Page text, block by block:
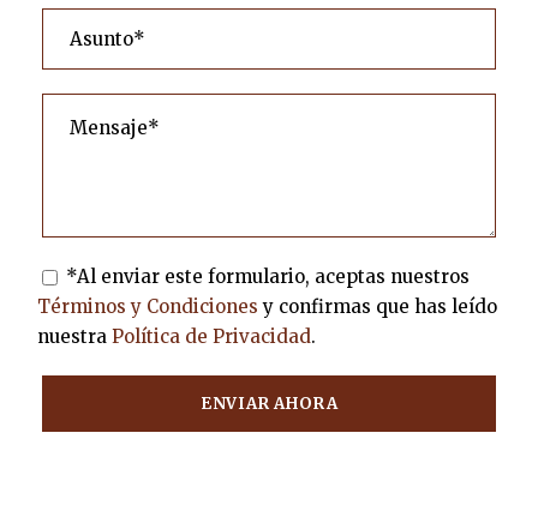
*Al enviar este formulario, aceptas nuestros
Términos y Condiciones y confirmas que has leído
nuestra Política de Privacidad.